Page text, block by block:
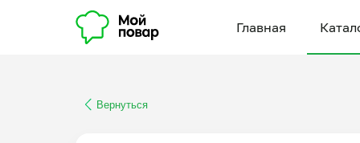
Главная
Вернуться